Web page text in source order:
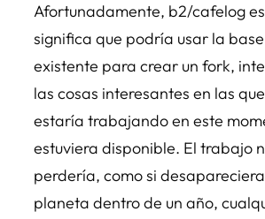
Afortunadamente, b2/cafelog
significa que podría usar la
existente para crear un fork,
las cosas interesantes en las
estaría trabajando en este
estuviera disponible. El trabajo
perdería, como si
planeta dentro de un año,